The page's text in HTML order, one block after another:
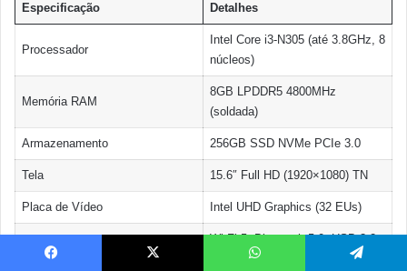
Especificação Detalhes
Processador
Intel Core i3-N305 (até 3.8GHz, 8
núcleos)
Memória RAM
8GB LPDDR5 4800MHz
(soldada)
Armazenamento 256GB SSD NVMe PCIe 3.0
Tela 15.6″ Full HD (1920×1080) TN
Placa de Vídeo Intel UHD Graphics (32 EUs)
Conectividade
Wi-Fi 5, Bluetooth 5.0, USB 3.2,
HDMI 1.4